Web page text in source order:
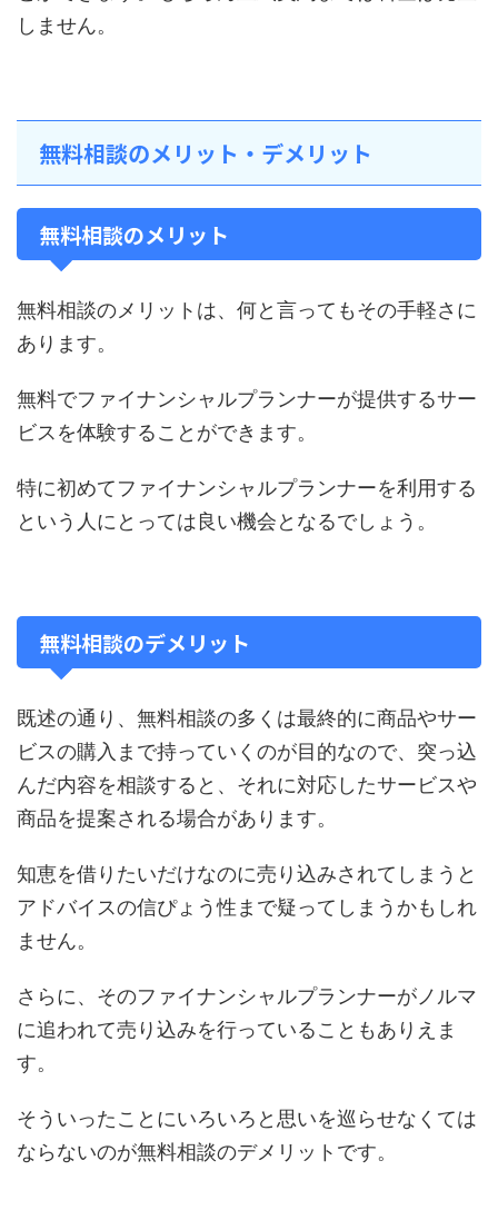
しません。
無料相談のメリット・デメリット
無料相談のメリット
無料相談のメリットは、何と言ってもその手軽さに
あります。
無料でファイナンシャルプランナーが提供するサー
ビスを体験することができます。
特に初めてファイナンシャルプランナーを利用する
という人にとっては良い機会となるでしょう。
無料相談のデメリット
既述の通り、無料相談の多くは最終的に商品やサー
ビスの購入まで持っていくのが目的なので、突っ込
んだ内容を相談すると、それに対応したサービスや
商品を提案される場合があります。
知恵を借りたいだけなのに売り込みされてしまうと
アドバイスの信ぴょう性まで疑ってしまうかもしれ
ません。
さらに、そのファイナンシャルプランナーがノルマ
に追われて売り込みを行っていることもありえま
す。
そういったことにいろいろと思いを巡らせなくては
ならないのが無料相談のデメリットです。